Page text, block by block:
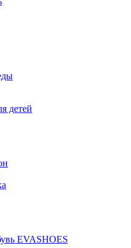
детей
EVASHOES